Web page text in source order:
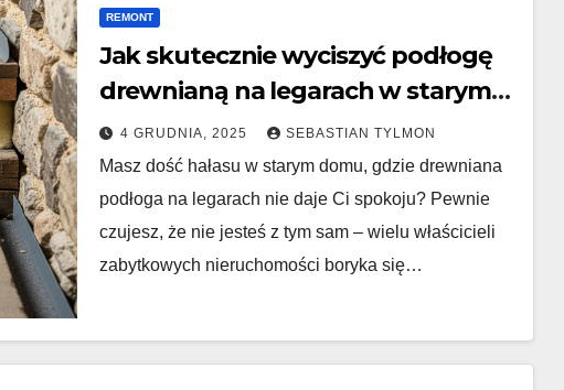
REMONT
Jak skutecznie wyciszyć podłogę
drewnianą na legarach w starym
budownictwie?
4 GRUDNIA, 2025 SEBASTIAN TYLMON
Masz dość hałasu w starym domu, gdzie drewniana
podłoga na legarach nie daje Ci spokoju? Pewnie
czujesz, że nie jesteś z tym sam – wielu właścicieli
zabytkowych nieruchomości boryka się…